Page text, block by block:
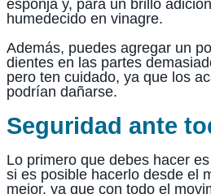
esponja y, para un brillo
humedecido en vinagre.
Además, puedes agregar un
dientes en las partes
pero ten cuidado, ya que los
podrían dañarse.
Seguridad ante
Lo primero que debes hacer
si es posible hacerlo desde el
mejor, ya que con todo el